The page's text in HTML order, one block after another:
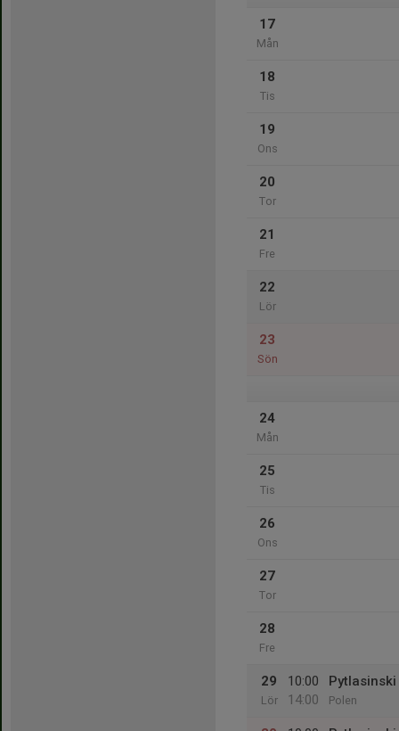
17
Mån
18
Tis
19
Ons
20
Tor
21
Fre
22
Lör
23
Sön
24
Mån
25
Tis
26
Ons
27
Tor
28
Fre
29
Lör
10:00
14:00
Pytlasinski
Polen